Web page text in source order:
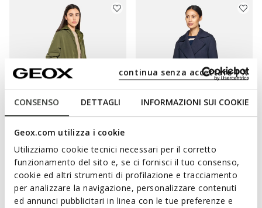
CONSENSO DETTAGLI INFORMAZIONI SUI COOKIE
Geox.com utilizza i cookie
Utilizziamo cookie tecnici necessari per il corretto
funzionamento del sito e, se ci fornisci il tuo consenso,
cookie ed altri strumenti di profilazione e tracciamento
per analizzare la navigazione, personalizzare contenuti
ed annunci pubblicitari in linea con le tue preferenze e
continua senza accettare | X
Wasserabweisender
Windbreaker
132,82€
2 FARBEN
229,00€ Listenpreis
-42%
135,11€Vorheriger preis -2%
Frühlingsjacke
95,52€
1 FARBE
Price reduced from
199,00€
to
Listenpreis
-52%
97,51€Vorheriger preis -2%